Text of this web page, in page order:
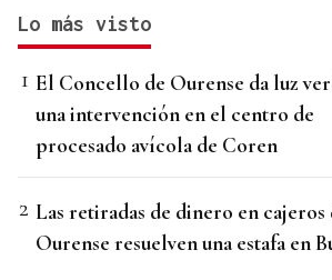
Lo más visto
El Concello de Ourense da luz
una intervención en el centro de
procesado avícola de Coren
Las retiradas de dinero en cajeros
Ourense resuelven una estafa en